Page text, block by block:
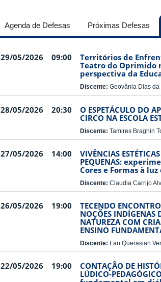
Agenda de Defesas Próximas Defesas
29/05/2026 09:00
Territórios de
Teatro do Oprimido
perspectiva da
Discente: Geovânia Dias da
28/05/2026 20:30
O ESPETÁCULO DO
CIRCO NA ESCOLA
Discente: Tamires Braghin
27/05/2026 14:00
VIVÊNCIAS
PEQUENAS:
Cores e Formas à
Discente: Claudia Carrijo
26/05/2026 19:00
TECENDO
NOÇÕES INDÍGENAS
NATUREZA COM
ENSINO
Discente: Lan Querasian
22/05/2026 19:00
CONTAÇÃO DE
LÚDICO-